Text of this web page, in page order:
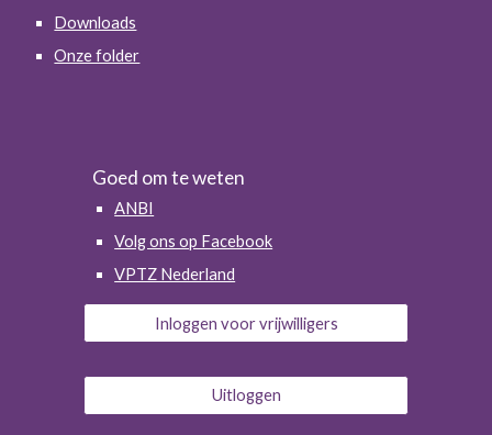
Downloads
Onze folder
Goed om te weten
ANBI
Volg ons op Facebook
VPTZ Nederland
Inloggen voor vrijwilligers
Uitloggen